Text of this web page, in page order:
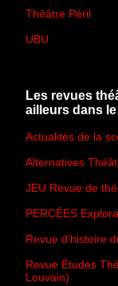
Théâtre Péril
UBU
Les revues
ailleurs dans
Actualités de la
Alternatives
JEU Revue de
PERCÉES
Revue d'histoire
Revue Études
Louvain)